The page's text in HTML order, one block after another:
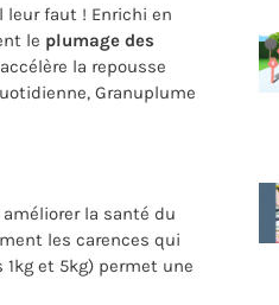
leur faut ! Enrichi en
le plumage des
la repousse
Granuplume
la santé du
les carences qui
et 5kg) permet une